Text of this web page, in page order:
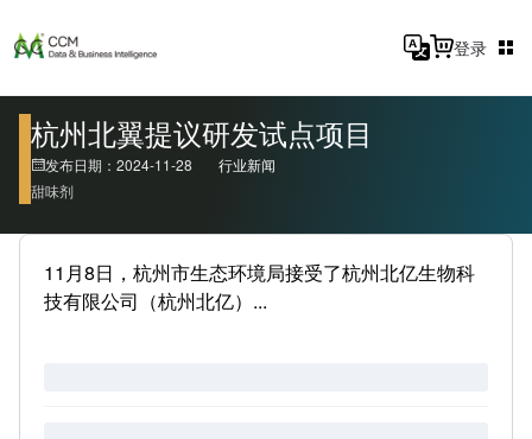
登录
杭州北翼提议研发试点项目
发布日期：2024-11-28
行业新闻
甜味剂
11月8日，杭州市生态环境局接受了杭州北亿生物科
技有限公司（杭州北亿）...